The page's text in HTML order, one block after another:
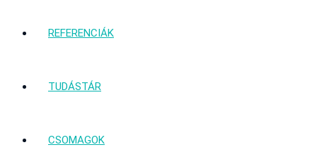
REFERENCIÁK
TUDÁSTÁR
CSOMAGOK